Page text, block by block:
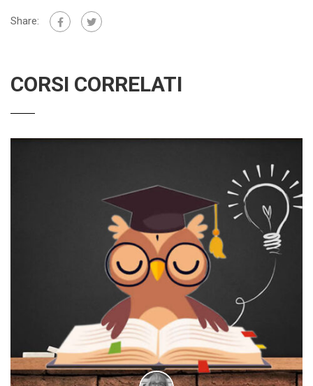
Share:
CORSI CORRELATI